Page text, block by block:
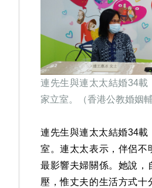
連先生與連太太結婚34載
家立室。（香港公教婚姻
連先生與連太太結婚34載
室。連太太表示，伴侶不
最影響夫婦關係。她說，
壓，惟丈夫的生活方式十